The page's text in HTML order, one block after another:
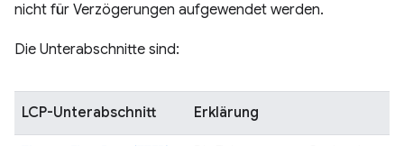
nicht für Verzögerungen aufgewendet werden.
Die Unterabschnitte sind:
LCP-Unterabschnitt Erklärung